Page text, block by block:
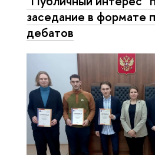
заседание в формате
дебатов